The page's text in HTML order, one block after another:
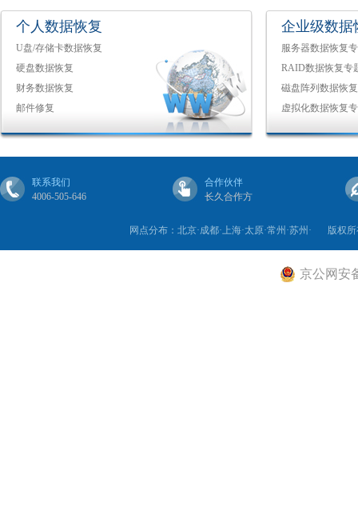
个人数据恢复
U盘/存储卡数据恢复
硬盘数据恢复
财务数据恢复
邮件修复
企业级数据
服务器数据恢复
RAID数据恢复专
磁盘阵列数据恢
虚拟化数据恢复
联系我们
4006-505-646
合作伙伴
长久合作方
网点分布：北京·成都·上海·太原·常州·苏州· 版权
京公网安